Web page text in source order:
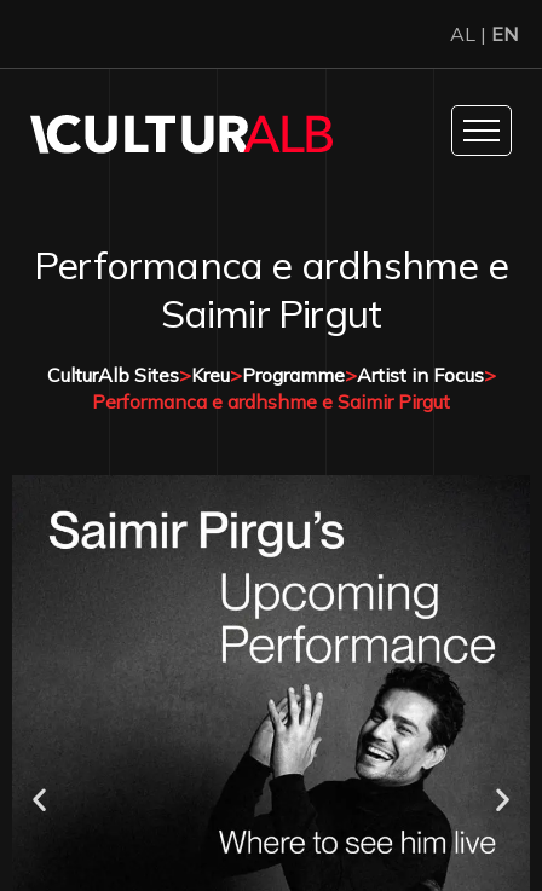
AL | EN
Performanca e ardhshme e
Saimir Pirgut
CulturAlb Sites>Kreu>Programme>Artist in Focus>
Performanca e ardhshme e Saimir Pirgut